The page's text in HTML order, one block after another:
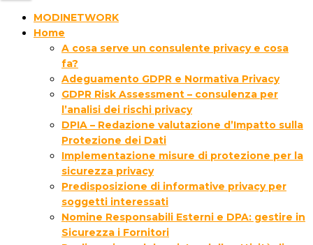
MODINETWORK
Home
A cosa serve un consulente privacy e cosa
fa?
Adeguamento GDPR e Normativa Privacy
GDPR Risk Assessment – consulenza per
l’analisi dei rischi privacy
DPIA – Redazione valutazione d’Impatto sulla
Protezione dei Dati
Implementazione misure di protezione per la
sicurezza privacy
Predisposizione di informative privacy per
soggetti interessati
Nomine Responsabili Esterni e DPA: gestire in
Sicurezza i Fornitori